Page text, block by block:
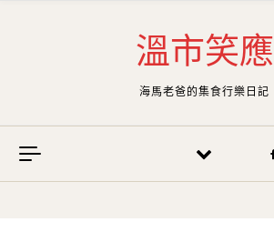
溫市笑應
海馬老爸的集食行樂日記